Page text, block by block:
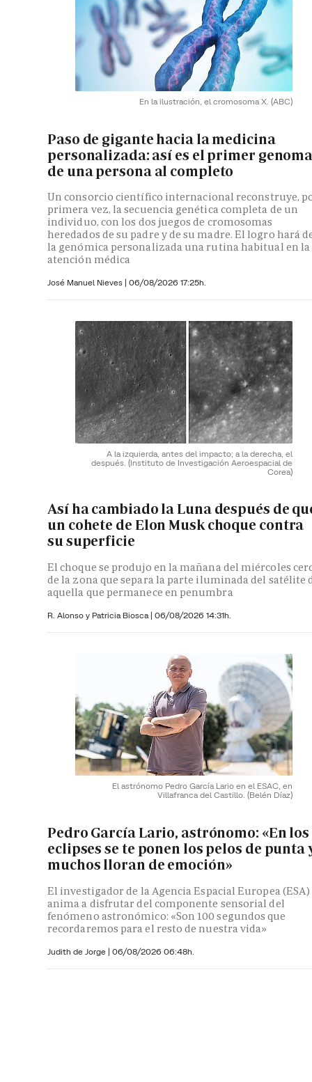
En la ilustración, el cromosoma X. (ABC)
Paso de gigante hacia la medicina
personalizada: así es el primer
de una persona al completo
Un consorcio científico internacional reconstruye,
primera vez, la secuencia genética completa de un
individuo, con los dos juegos de cromosomas
heredados de su padre y de su madre. El logro hará
la genómica personalizada una rutina habitual en la
atención médica
José Manuel Nieves | 06/08/2026 17:25h.
A la izquierda, antes del impacto; a la derecha, el
después. (Instituto de Investigación Aeroespacial de
Corea)
Así ha cambiado la Luna después de
un cohete de Elon Musk choque contra
su superficie
El choque se produjo en la mañana del miércoles
de la zona que separa la parte iluminada del satélite
aquella que permanece en penumbra
R. Alonso y Patricia Biosca | 06/08/2026 14:31h.
El astrónomo Pedro García Lario en el ESAC, en
Villafranca del Castillo. (Belén Díaz)
Pedro García Lario, astrónomo: «En los
eclipses se te ponen los pelos de punta
muchos lloran de emoción»
El investigador de la Agencia Espacial Europea (ESA)
anima a disfrutar del componente sensorial del
fenómeno astronómico: «Son 100 segundos que
recordaremos para el resto de nuestra vida»
Judith de Jorge | 06/08/2026 06:48h.